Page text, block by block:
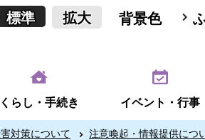
標準 拡大 背景色
くらし・手続き イベント・行事
対策について 注意喚起・情報提供につ